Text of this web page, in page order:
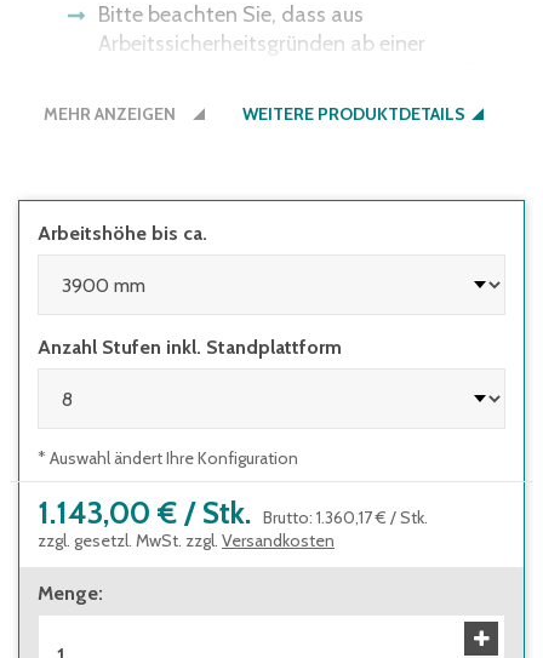
Bitte beachten Sie, dass aus
Arbeitssicherheitsgründen ab einer
erforderlich sind.
geriffelt
Bauart-geprüft, entsprechend europäischer
Norm DIN EN131, BetrSichV, TRBS 2121,
DGUV-Information 208-016 und
800 mm
MEHR ANZEIGEN WEITERE PRODUKTDETAILS
Arbeitshöhe bis ca.
Anzahl Stufen inkl. Standplattform
* Auswahl ändert Ihre Konfiguration
1.143,00 € / Stk. Brutto: 1.360,17 € /Stk.
zzgl. gesetzl. MwSt. zzgl. Versandkosten
Menge: